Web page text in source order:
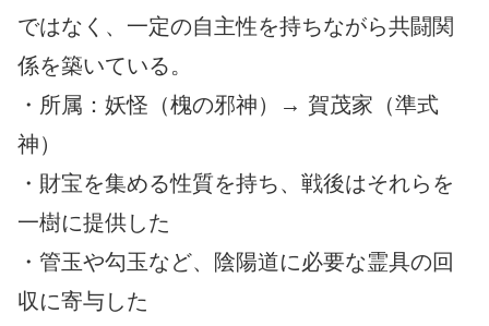
ではなく、一定の自主性を持ちながら共闘関
係を築いている。
・所属：妖怪（槐の邪神）→ 賀茂家（準式
神）
・財宝を集める性質を持ち、戦後はそれらを
一樹に提供した
・管玉や勾玉など、陰陽道に必要な霊具の回
収に寄与した